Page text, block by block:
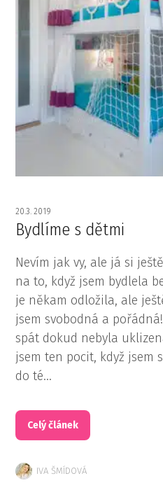
20.3. 2019
Bydlíme s dětmi
Nevím jak vy, ale já si
na to, když jsem bydlela
je někam odložila, ale
jsem svobodná a
spát dokud nebyla
jsem ten pocit, když jsem
do té...
Celý článek
IVA ŠMÍDOVÁ